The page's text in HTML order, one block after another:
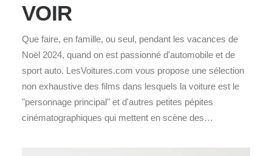
VOIR
Que faire, en famille, ou seul, pendant les vacances de
Noël 2024, quand on est passionné d'automobile et de
sport auto. LesVoitures.com vous propose une sélection
non exhaustive des films dans lesquels la voiture est le
"personnage principal" et d'autres petites pépites
cinématographiques qui mettent en scène des…